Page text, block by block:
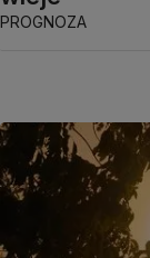
PROGNOZA